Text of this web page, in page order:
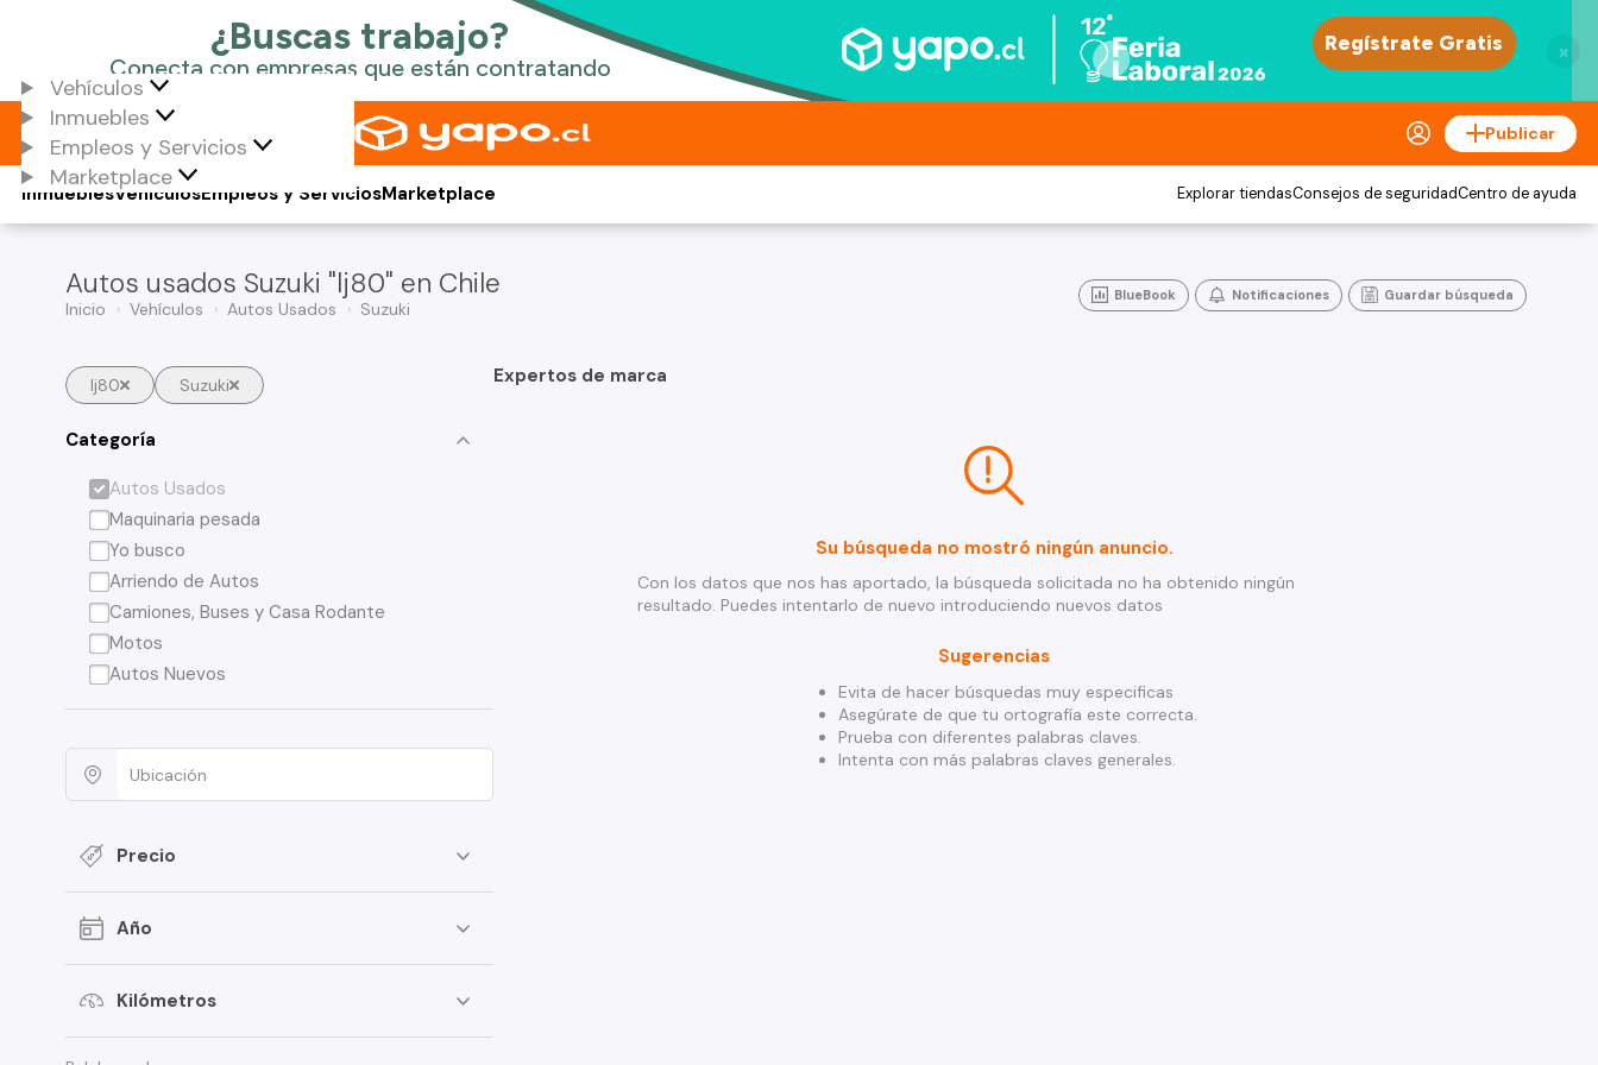
×
Vehículos
Inmuebles
Empleos y Servicios
Marketplace
Publicar
Vehículos
Inmuebles Empleos y ServiciosMarketplace Explorar tiendasConsejos de seguridadCentro de ayuda
Autos usados Suzuki "lj80" en Chile
Inicio Vehículos Autos Usados Suzuki
BlueBook Notificaciones Guardar búsqueda
lj80 Suzuki
Categoría
Autos Usados
Maquinaria pesada
Yo busco
Arriendo de Autos
Camiones, Buses y Casa Rodante
Motos
Autos Nuevos
Precio
Año
Kilómetros
Expertos de marca
Su búsqueda no mostró ningún anuncio.
Con los datos que nos has aportado, la búsqueda solicitada no ha obtenido ningún
resultado. Puedes intentarlo de nuevo introduciendo nuevos datos
Sugerencias
Evita de hacer búsquedas muy especificas
Asegúrate de que tu ortografía este correcta.
Prueba con diferentes palabras claves.
Intenta con más palabras claves generales.